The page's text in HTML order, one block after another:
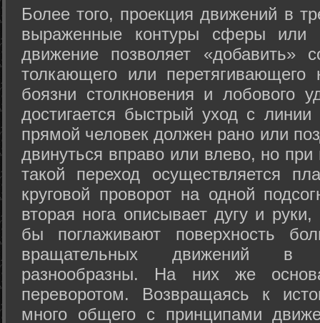
Более того, проекция движений в
выраженные контуры сферы или
движение позволяет «добавить»
толкающего или перетягивающего
боязни столкновения и лобового
достигается быстрый уход с
прямой человек должен рано или
двинуться вправо или влево, но
такой переход осуществляется
круговой проворот на одной
вторая нога описывает дугу и
бы поглаживают поверхность
вращательных движений в
разнообразны. На них же
переворотом. Возвращаясь к
много общего с принципами